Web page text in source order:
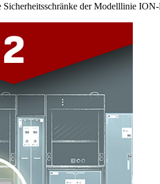
Sicherheitsschränke der Modelllinie